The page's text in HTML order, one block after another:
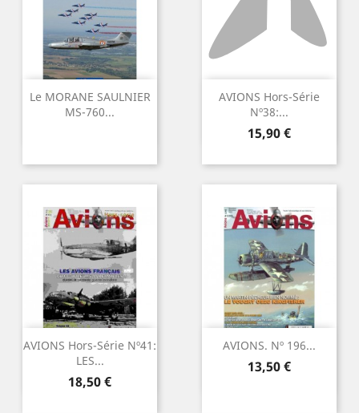
Le MORANE SAULNIER
MS-760...
AVIONS Hors-Série
Nº38:...
Precio
15,90 €
AVIONS Hors-Série Nº41:
LES...
Precio
18,50 €
AVIONS. Nº 196...
Precio
13,50 €